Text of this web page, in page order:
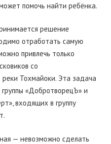
помочь найти ребёнка.
решение
отработать самую
привлечь только
со
Тохмайоки. Эта задача
«ДобротворецЪ» и
входящих в группу
— невозможно сделать